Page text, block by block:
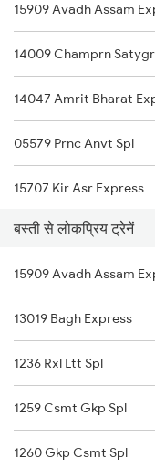
New Delhi to Bhatni
New Delhi to Jaitpur
New Delhi to Bundi
New Delhi to Bagaha
New Delhi to Ballia Trains
New Delhi to Bariarpur
New Delhi to Babhnan
New Delhi to Bhavnagar
15909 Avadh Assam
14009 Champrn
14047 Amrit Bharat
05579 Prnc Anvt Spl
15707 Kir Asr Express
02569 Dbg Ndls Spl
02563 Bju Ndls Spl
15273 Satyagrah Exp
12555 Gorakhdham Exp
15565 Vaishali Exp
12595 Anvt Humsafar
बस्ती से लोकप्रिय ट्रेनें
15909 Avadh Assam
13019 Bagh Express
1236 Rxl Ltt Spl
1259 Csmt Gkp Spl
1260 Gkp Csmt Spl